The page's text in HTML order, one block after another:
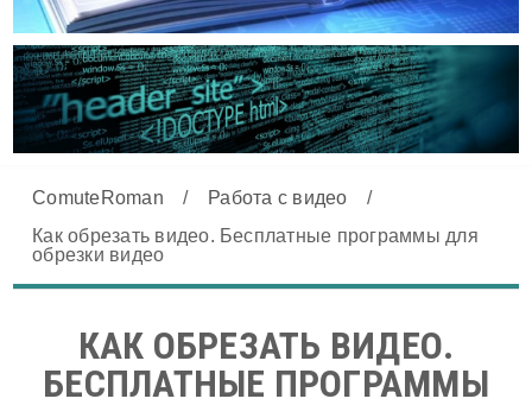
ComuteRoman / Работа с видео
/
Как обрезать видео. Бесплатные программы для
обрезки видео
КАК ОБРЕЗАТЬ ВИДЕО.
БЕСПЛАТНЫЕ ПРОГРАММЫ